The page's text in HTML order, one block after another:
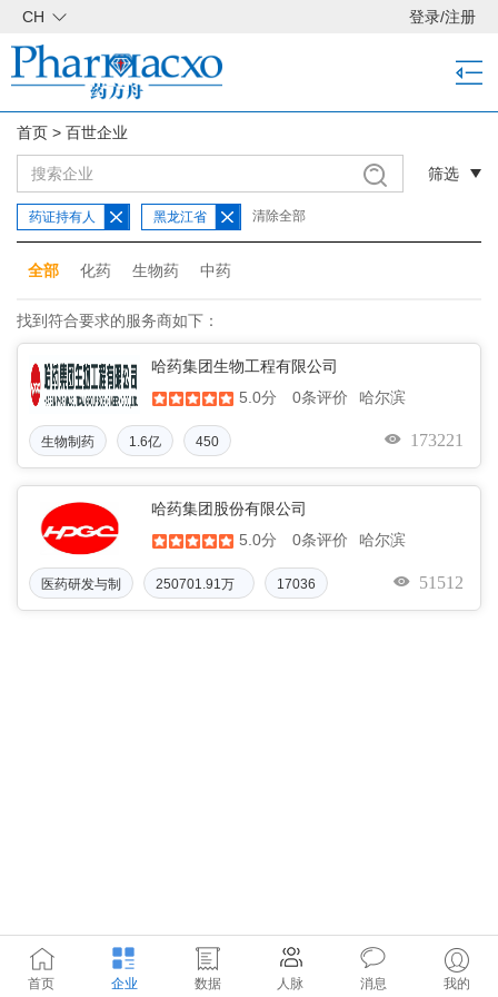
CH 登录/注册
首页 > 百世企业
筛选
药证持有人 黑龙江省 清除全部
全部 化药 生物药 中药
找到符合要求的服务商如下：
哈药集团生物工程有限公司
5.0分
0条评价 哈尔滨
生物制药 1.6亿 450 173221
哈药集团股份有限公司
5.0分
0条评价 哈尔滨
医药研发与制
250701.91万
人民币元
17036 51512
首页 企业 数据 人脉 消息 我的